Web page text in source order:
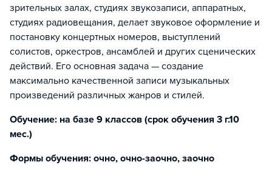
зрительных залах, студиях звукозаписи, аппаратных,
студиях радиовещания, делает звуковое оформление и
постановку концертных номеров, выступлений
солистов, оркестров, ансамблей и других сценических
действий. Его основная задача — создание
максимально качественной записи музыкальных
произведений различных жанров и стилей.
Обучение: на базе 9 классов (срок обучения 3 г.10
мес.)
Формы обучения: очно, очно-заочно, заочно